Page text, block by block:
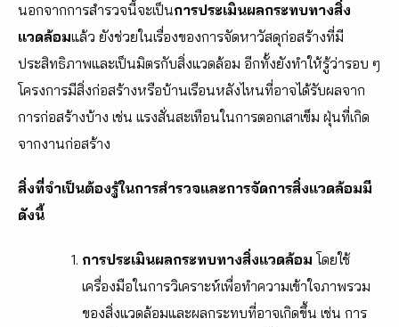
นอกจากการสำรวจนี้จะเป็นการประเมินผลกระทบทางสิ่ง
แวดล้อมแล้ว ยังช่วยในเรื่องของการจัดหาวัสดุก่อสร้างที่มี
ประสิทธิภาพและเป็นมิตรกับสิ่งแวดล้อม อีกทั้งยังทำให้รู้ว่ารอบ ๆ
โครงการมีสิ่งก่อสร้างหรือบ้านเรือนหลังไหนที่อาจได้รับผลจาก
การก่อสร้างบ้าง เช่น แรงสั่นสะเทือนในการตอกเสาเข็ม ฝุ่นที่เกิด
จากงานก่อสร้าง
สิ่งที่จำเป็นต้องรู้ในการสำรวจและการจัดการสิ่งแวดล้อมมี
ดังนี้
การประเมินผลกระทบทางสิ่งแวดล้อม โดยใช้
เครื่องมือในการวิเคราะห์เพื่อทำความเข้าใจภาพรวม
ของสิ่งแวดล้อมและผลกระทบที่อาจเกิดขึ้น เช่น การ